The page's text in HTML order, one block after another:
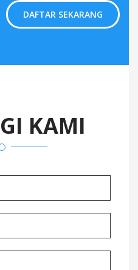
DAFTAR SEKARANG
KAMI